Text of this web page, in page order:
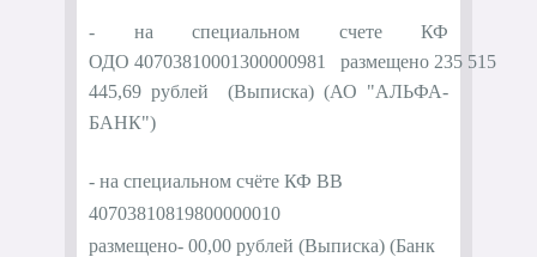
- на специальном счете КФ
ОДО 40703810001300000981
размещено 235 515
445,69 рублей (Выписка) (АО "АЛЬФА-
БАНК")
- на специальном счёте КФ ВВ
40703810819800000010
размещено- 00,00 рублей (Выписка) (Банк